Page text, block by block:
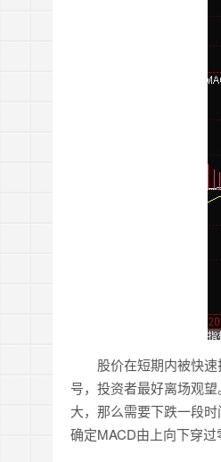
股价在短期内被快速
号，投资者最好离场观
大，那么需要下跌一段
确定MACD由上向下穿过